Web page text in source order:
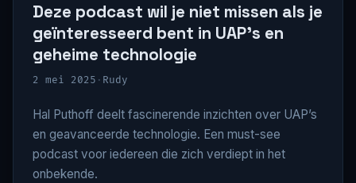
Deze podcast wil je niet missen als je
geïnteresseerd bent in UAP’s en
geheime technologie
2 mei 2025 · Rudy
Hal Puthoff deelt fascinerende inzichten over UAP’s
en geavanceerde technologie. Een must-see
podcast voor iedereen die zich verdiept in het
onbekende.